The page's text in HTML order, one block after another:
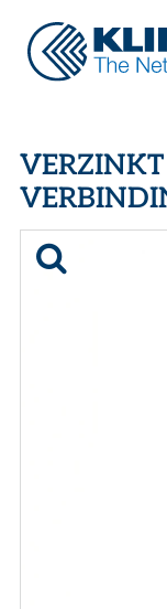
PRODUCTEN
INDUSTRIEËN
SERVICES